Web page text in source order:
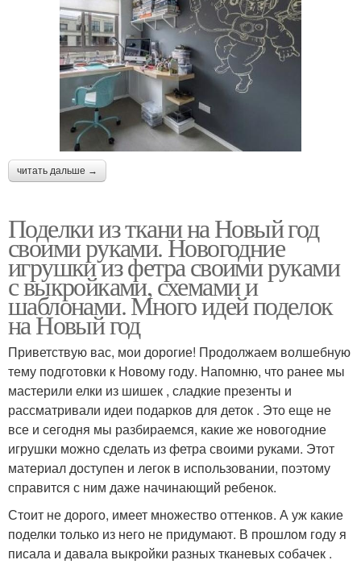
читать дальше →
Поделки из ткани на Новый год
своими руками. Новогодние
игрушки из фетра своими руками
с выкройками, схемами и
шаблонами. Много идей поделок
на Новый год
Приветствую вас, мои дорогие! Продолжаем волшебную
тему подготовки к Новому году. Напомню, что ранее мы
мастерили елки из шишек , сладкие презенты и
рассматривали идеи подарков для деток . Это еще не
все и сегодня мы разбираемся, какие же новогодние
игрушки можно сделать из фетра своими руками. Этот
материал доступен и легок в использовании, поэтому
справится с ним даже начинающий ребенок.
Стоит не дорого, имеет множество оттенков. А уж какие
поделки только из него не придумают. В прошлом году я
писала и давала выкройки разных тканевых собачек .